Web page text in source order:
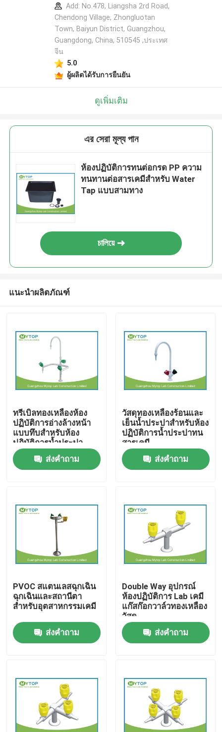
บ้าน
รายชื่อผู้ติดต่อ
ห้องปฏิบัติการห้องปฏิบัติการมหาวิทยาลัย
เฟอร์นิเจอร์ในโรงพยาบาล
เฟอร์นิเจอร์ห้องปฏิบัติการโลหะ
ห้องปฏิบัติการ Fume Hood
Add: No.478, Liangsha 2rd Road,
Chendong Village, Zhongluotan
Town, Baiyun District, Guangzhou,
Guangdong, China, 510545 ,ประเทศ
จีน
5.0
ผู้ผลิตได้รับการยืนยัน
ดูเพิ่มเติม
এর সেরা মূল্য পান
ห้องปฏิบัติการทนต่อกรด PP ความ
ทนทานต่อสารเคมีสำหรับ Water
Tap แบบสามทาง
চালিয়ে
แนะนำผลิตภัณฑ์
ทรีเบิลทองเหลืองห้อง
ปฏิบัติการอ่างล้างหน้า
แบบทึบสำหรับห้อง
ปฏิบัติการน้ำประปา
ส่งคำถาม
วัสดุทองเหลืองร้อนและ
เย็นน้ำประปาสำหรับห้อง
ปฏิบัติการน้ำประปาทน
สารเคมี
ส่งคำถาม
PVOC สแตนเลสฉุกเฉิน
ฉุกเฉินและสถานีตา
สำหรับอุตสาหกรรมเคมี
ส่งคำถาม
Double Way อุปกรณ์
ห้องปฏิบัติการ Lab เคมี
แก๊สก๊อกวาล์วทองเหลือง
วัสดุ
ส่งคำถาม